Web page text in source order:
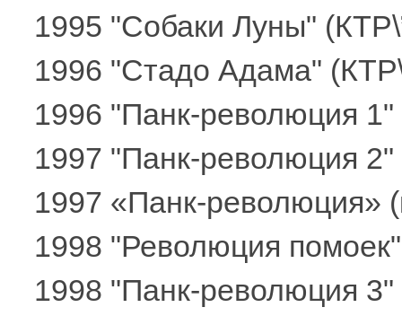
1995 "Собаки Луны"
1996 "Стадо Адама"
1996 "Панк-революция
1997 "Панк-революция
1997 «Панк-революция»
1998 "Революция
1998 "Панк-революция